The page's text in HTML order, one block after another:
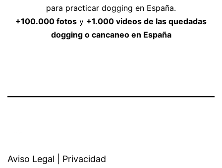
para practicar dogging en España.
+100.000 fotos y +1.000 videos de las quedadas
dogging o cancaneo en España
Aviso Legal Privacidad